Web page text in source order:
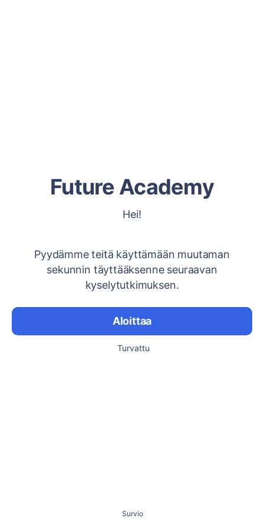
Future Academy
Hei!
Pyydämme teitä käyttämään muutaman
sekunnin täyttääksenne seuraavan
kyselytutkimuksen.
Aloittaa
Turvattu
Survio